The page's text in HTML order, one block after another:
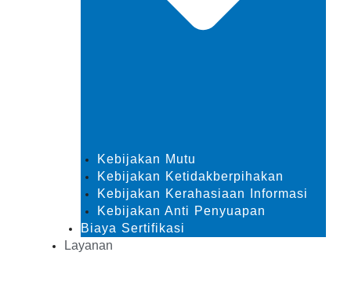
Kebijakan Mutu
Kebijakan Ketidakberpihakan
Kebijakan Kerahasiaan Informasi
Kebijakan Anti Penyuapan
Biaya Sertifikasi
Layanan